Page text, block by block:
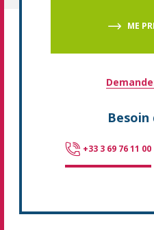
ME
Besoin
+33 3 69 76 11 00